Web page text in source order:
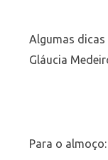
Algumas
Gláucia
Para o almoço: